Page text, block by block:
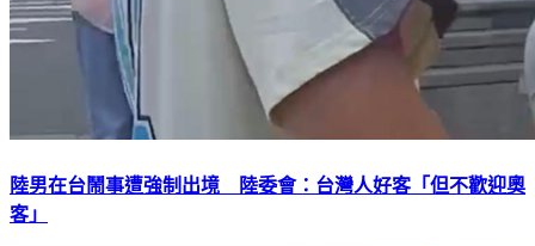
陸男在台鬧事遭強制出境 陸委會：台灣人好客「但不歡迎奧
客」